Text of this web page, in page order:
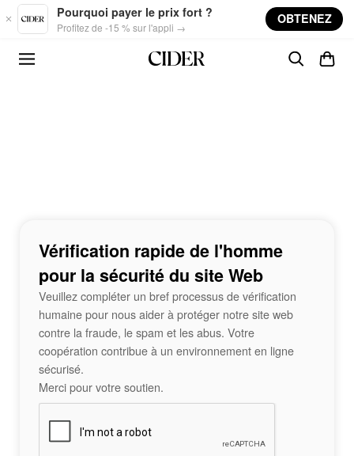
Skip to main content
Pourquoi payer le prix fort ?
Profitez de -15 % sur l'appli →
OBTENEZ
Vérification rapide de l'homme
pour la sécurité du site Web
Veuillez compléter un bref processus de vérification
humaine pour nous aider à protéger notre site web
contre la fraude, le spam et les abus. Votre
coopération contribue à un environnement en ligne
sécurisé.
Merci pour votre soutien.